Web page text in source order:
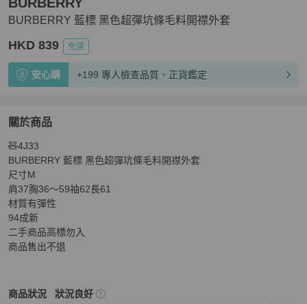
BURBERRY 藍標 黑色超彈坑條毛料開襟外套
HKD 839 免運
安心購 +199 專人檢查品質、正貨鑑定
關於商品
關於BURBERRY 藍標 黑色超彈坑條毛料開襟外套
🧸4J33
BURBERRY 藍標 黑色超彈坑條毛料開襟外套
尺寸M
肩37胸36～59袖62長61
材質有彈性
94成新
二手商品高標勿入
商品售出不退
商品狀況
BURBERRY女裝商品狀態與細節
狀況良好